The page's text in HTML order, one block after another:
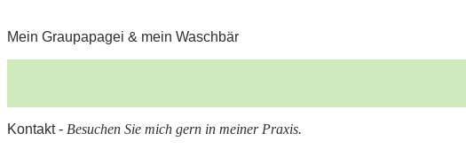
Mein Graupapagei & mein Waschbär
Kontakt - Besuchen Sie mich gern in meiner Praxis.